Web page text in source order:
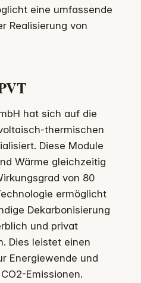
eine umfassende
Realisierung von
hat sich auf die
thermischen
Diese Module
Wärme gleichzeitig
von 80
ermöglicht
Dekarbonisierung
und privat
Dies leistet einen
Energiewende und
Emissionen.